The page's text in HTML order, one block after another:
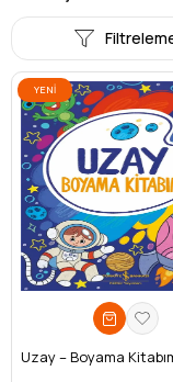
Uzay – Boyama
YENI
ÜRÜN